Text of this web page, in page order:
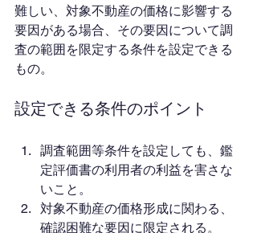
難しい、対象不動産の価格に影響する
要因がある場合、その要因について調
査の範囲を限定する条件を設定できる
もの。
設定できる条件のポイント
調査範囲等条件を設定しても、鑑
定評価書の利用者の利益を害さな
いこと。
対象不動産の価格形成に関わる、
確認困難な要因に限定される。